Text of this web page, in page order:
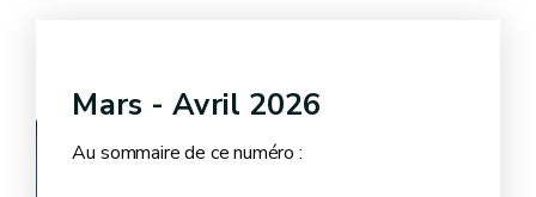
Mars - Avril 2026
Au sommaire de ce numéro :